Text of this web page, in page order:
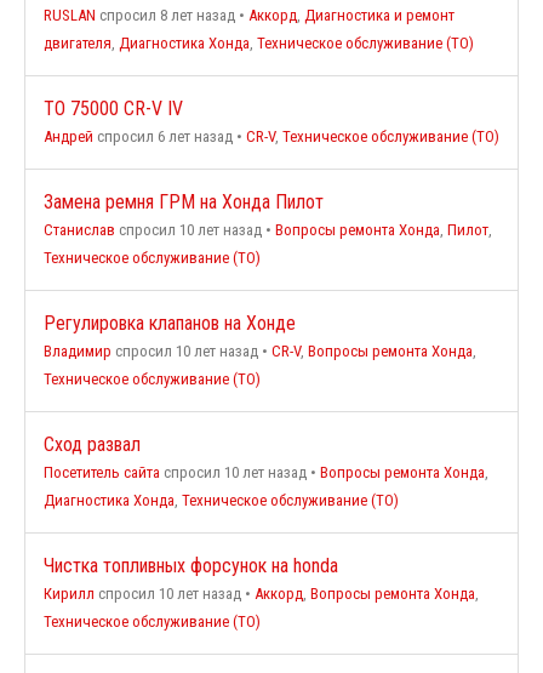
RUSLAN спросил 8 лет назад • Аккорд Диагностика и ремонт
двигателя Диагностика Хонда Техническое обслуживание (ТО)
ТО 75000 CR-V IV
Андрей спросил 6 лет назад • CR-V, Техническое обслуживание (ТО)
Замена ремня ГРМ на Хонда Пилот
Станислав спросил 10 лет назад • Вопросы ремонта Хонда Пилот
Техническое обслуживание (ТО)
Регулировка клапанов на Хонде
Владимир спросил 10 лет назад • CR-V, Вопросы ремонта Хонда
Техническое обслуживание (ТО)
Сход развал
Посетитель сайта спросил 10 лет назад • Вопросы ремонта Хонда
Диагностика Хонда Техническое обслуживание (ТО)
Чистка топливных форсунок на honda
Кирилл спросил 10 лет назад • Аккорд Вопросы ремонта Хонда
Техническое обслуживание (ТО)